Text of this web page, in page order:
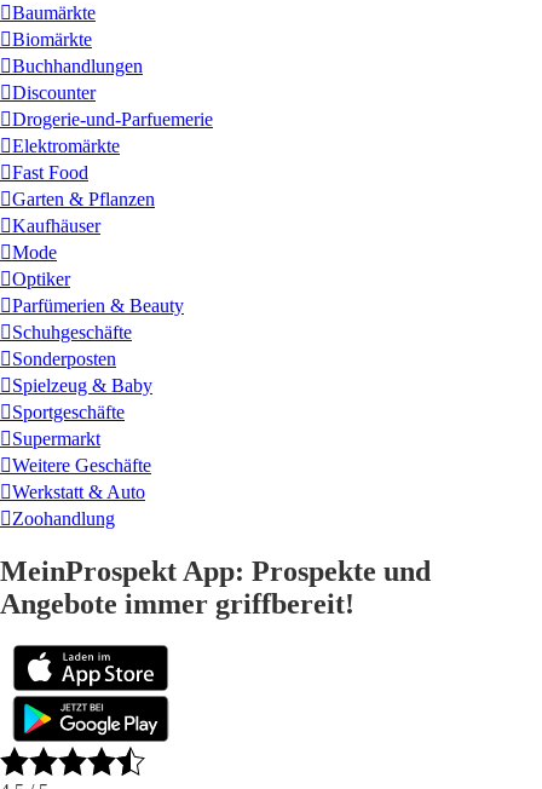
Baumärkte
Biomärkte
Buchhandlungen
Discounter
Drogerie-und-Parfuemerie
Elektromärkte
Fast Food
Garten & Pflanzen
Kaufhäuser
Mode
Optiker
Parfümerien & Beauty
Schuhgeschäfte
Sonderposten
Spielzeug & Baby
Sportgeschäfte
Supermarkt
Weitere Geschäfte
Werkstatt & Auto
Zoohandlung
MeinProspekt App: Prospekte und
Angebote immer griffbereit!